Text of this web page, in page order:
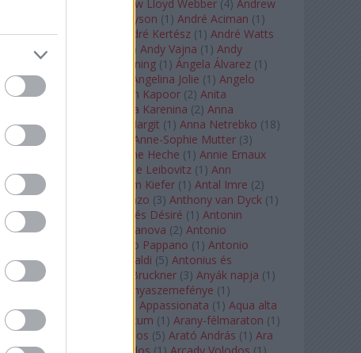
Tarkovszkij
Andrew Lloyd Webber (4) Andrew
Andrew Tyson (1 ) André Aciman (1 )
André Chenier
André Kertész (1 ) André Watts
1) Andris Nelsons ) Andy Vajna (1 ) Andy
Warhol
Anette Bening (1 ) Ángela Álvarez (1 )
Angela Lansbury
Angelina Jolie (1 ) Angelo
Badalamenti
Anish Kapoor (2) Anita
Anna Karenina (2) Anna
Karenyina
Anna Margit (1 ) Anna Netrebko (18)
Anna Vinnitskaya
Anne-Sophie Mutter (3)
Anne Heche (1 ) Annie Ernaux
Annie Leibovitz (1 ) Ann
Napolitano
Anselm Kiefer (1 ) Antal Imre (2)
Anthony Roth Costanzo (3) Anthony van Dyck (1 )
Antinous
Antoine és Désiré (1 ) Antonin
Dvorák
Antonio Canova (2) Antonio
Antonio Pappano (1 ) Antonio
Salieri
Antonio Vivaldi (5) Antonius és
Kleopátra
Anton Bruckner (3) Anyák napja (1 )
Anyaszemefénye (1 )
Appassionata (1 ) Aqua alta
Aquileia Aquincum (1 ) Arany-félmaraton (1 )
Aranytíz
Arany János (5) Arató András (1 ) Ara